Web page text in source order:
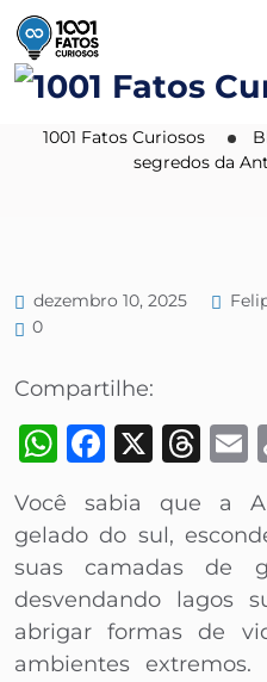
Os
1001 Fatos Curiosos
segredos da
dezembro 10, 2025
0
Compartilhe:
WhatsApp
X
Você sabia que a
gelado do sul,
suas camadas de
desvendando lagos
abrigar formas de
ambientes